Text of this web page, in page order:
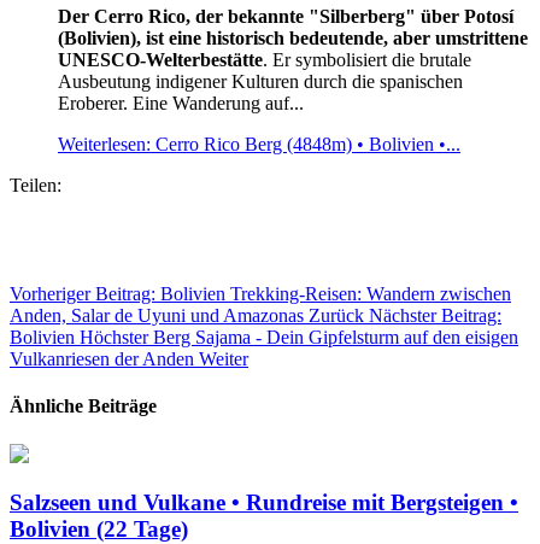
Der Cerro Rico, der bekannte "Silberberg" über Potosí
(Bolivien), ist eine historisch bedeutende, aber umstrittene
UNESCO-Welterbestätte. Er symbolisiert die brutale
Ausbeutung indigener Kulturen durch die spanischen
Eroberer. Eine Wanderung auf...
Weiterlesen: Cerro Rico Berg (4848m) • Bolivien •...
Teilen:
Vorheriger Beitrag: Bolivien Trekking-Reisen: Wandern zwischen
Anden, Salar de Uyuni und Amazonas Zurück Nächster Beitrag:
Bolivien Höchster Berg Sajama - Dein Gipfelsturm auf den eisigen
Vulkanriesen der Anden Weiter
Ähnliche Beiträge
Salzseen und Vulkane • Rundreise mit Bergsteigen •
Bolivien (22 Tage)